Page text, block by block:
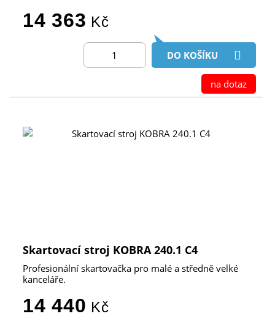
14 363 Kč
DO KOŠÍKU
na dotaz
Skartovací stroj KOBRA 240.1 C4
Profesionální skartovačka pro malé a středně velké
kanceláře.
14 440 Kč